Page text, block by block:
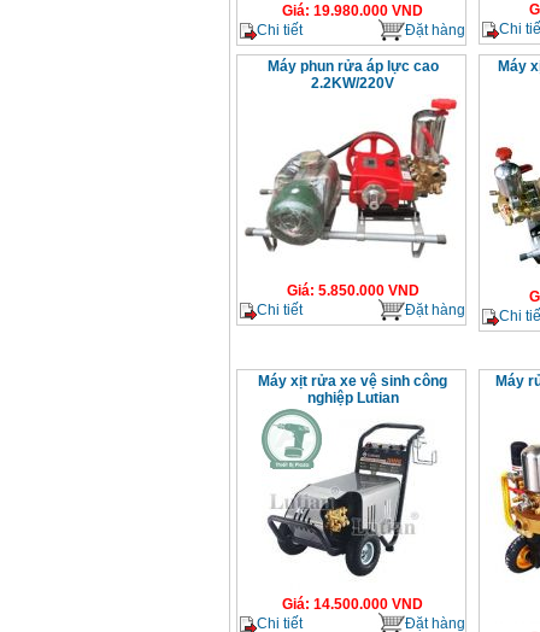
Giá: 19.980.000 VND
Chi tiết
Đặt hàng
Chi
Máy phun rửa áp lực cao
2.2KW/220V
Giá: 5.850.000VND
Chi tiết
Đặt hàng
Máy
Chi
Máy xịt rửa xe vệ sinh công
nghiệp Lutian
Giá: 14.500.000 VND
Chi tiết
Đặt hàng
Máy